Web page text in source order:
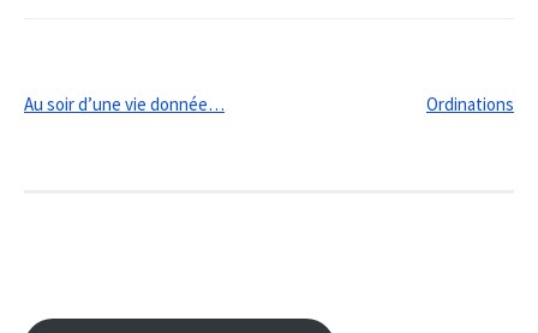
Post
Au soir d’une vie donnée… Ordinations